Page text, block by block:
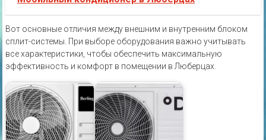
Вот основные отличия между внешним и внутренним блоком
сплит-системы. При выборе оборудования важно учитывать
все характеристики‚ чтобы обеспечить максимальную
эффективность и комфорт в помещении в Люберцах.